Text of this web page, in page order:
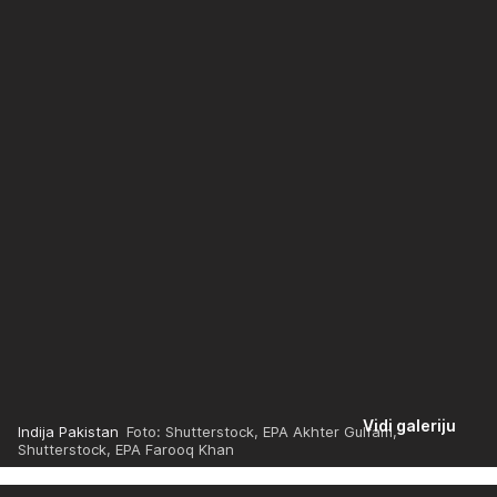
Vidi galeriju
Indija Pakistan Foto: Shutterstock, EPA Akhter Gulfam,
Shutterstock, EPA Farooq Khan